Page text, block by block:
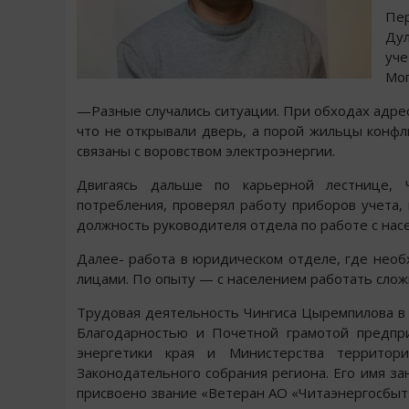
—Разные случались ситуации. При обходах
что не открывали дверь, а порой жильцы
связаны с воровством электроэнергии.
Двигаясь дальше по карьерной лестнице,
потребления, проверял работу приборов
должность руководителя отдела по работе с
Далее- работа в юридическом отделе, где
лицами. По опыту — с населением работать
Трудовая деятельность Чингиса Цыремпилова
Благодарностью и Почетной грамотой
энергетики края и Министерства
Законодательного собрания региона. Его имя
присвоено звание «Ветеран АО